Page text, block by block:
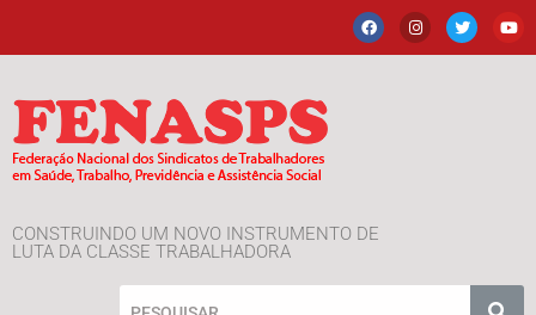
CONSTRUINDO UM NOVO INSTRUMENTO DE
LUTA DA CLASSE TRABALHADORA